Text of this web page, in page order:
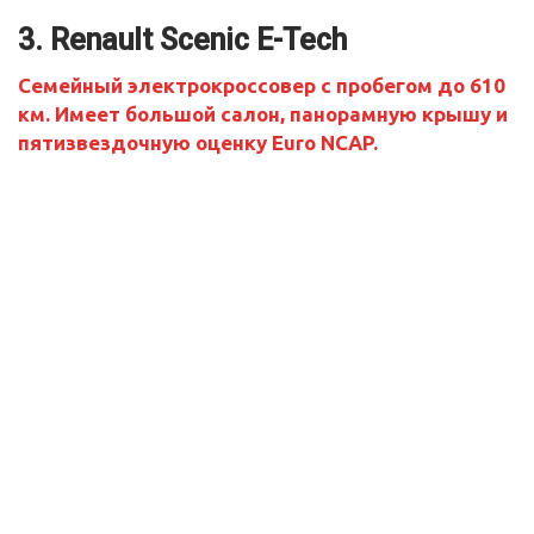
3. Renault Scenic E-Tech
Семейный электрокроссовер с пробегом до 610
км. Имеет большой салон, панорамную крышу и
пятизвездочную оценку Euro NCAP.